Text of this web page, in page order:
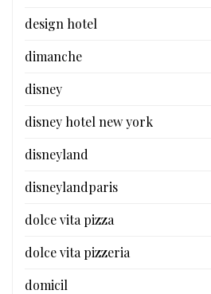
design hotel
dimanche
disney
disney hotel new york
disneyland
disneylandparis
dolce vita pizza
dolce vita pizzeria
domicil